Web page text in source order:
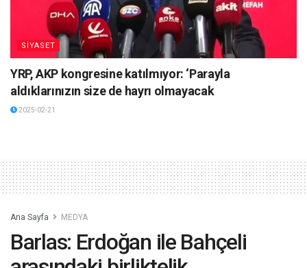
SİYASET
YRP, AKP kongresine katılmıyor: ‘Parayla
aldıklarınızın size de hayrı olmayacak
2025-02-21
Ana Sayfa MEDYA
Barlas: Erdoğan ile Bahçeli